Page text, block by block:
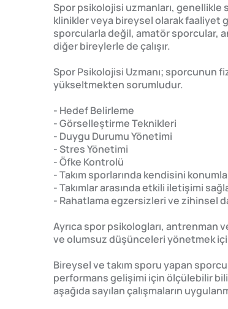
Spor psikolojisi uzmanları,
klinikler veya bireysel olarak faaliyet
sporcularla değil, amatör sporcular,
diğer bireylerle de çalışır.
Spor Psikolojisi Uzmanı; sporcunun
yükseltmekten sorumludur.
- Hedef Belirleme
- Görselleştirme Teknikleri
- Duygu Durumu Yönetimi
- Stres Yönetimi
- Öfke Kontrolü
- Takım sporlarında kendisini
- Takımlar arasında etkili iletişimi
- Rahatlama egzersizleri ve zihinsel
Ayrıca spor psikologları, antrenman
ve olumsuz düşünceleri yönetmek
Bireysel ve takım sporu yapan
performans gelişimi için ölçülebilir
aşağıda sayılan çalışmaların